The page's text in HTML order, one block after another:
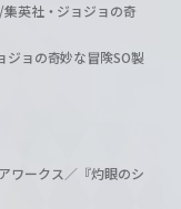
英社・ジョジョの奇
ジョの奇妙な冒険SO製
ワークス／『灼眼のシ